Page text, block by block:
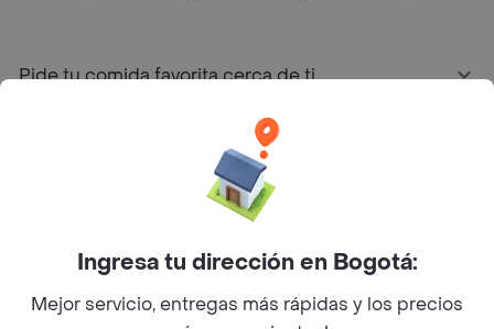
Pide tu comida favorita cerca de ti
Sobre RappiIngresa tu dirección en Bogotá:
Mejor servicio, entregas más rápidas y los precios